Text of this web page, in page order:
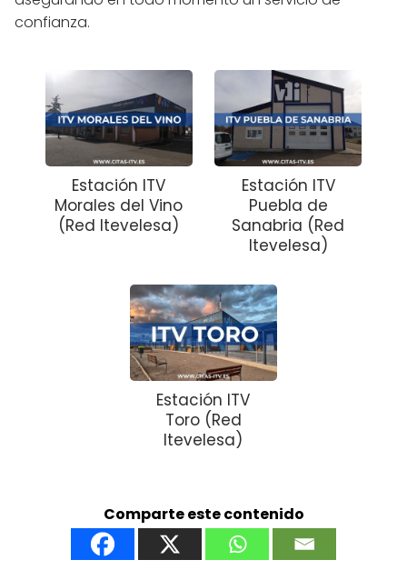
confianza.
Estación ITV
Morales del Vino
(Red Itevelesa)
Estación ITV
Puebla de
Sanabria (Red
Itevelesa)
Estación ITV
Toro (Red
Itevelesa)
Comparte este contenido